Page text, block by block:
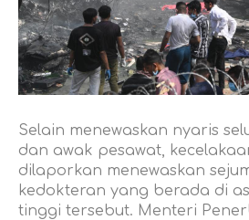
Selain menewaskan nyaris
dan awak pesawat,
dilaporkan menewaskan
kedokteran yang berada di
tinggi tersebut. Menteri